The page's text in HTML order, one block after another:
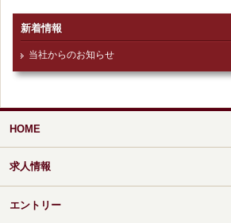
新着情報
当社からのお知らせ
HOME
求人情報
エントリー